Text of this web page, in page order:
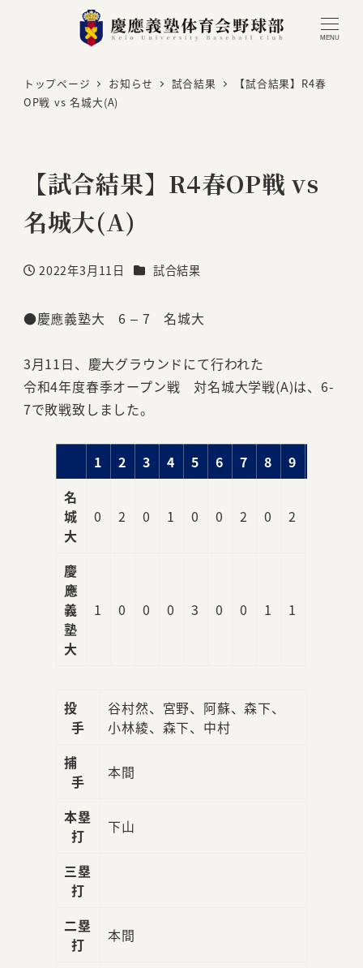
MENU
トップページ お知らせ 試合結果
【試合結果】R4春
OP戦 vs 名城大(A)
【試合結果】R4春OP戦 vs
名城大(A)
投稿日
2022年3月11日 カテゴリー
試合結果
●慶應義塾大 6 – 7 名城大
3月11日、慶大グラウンドにて行われた
令和4年度春季オープン戦 対名城大学戦(A)は、6-
7で敗戦致しました。
1 2 3 4 5 6 7 8 9
名
城
大
0 2 0 1 0 0 2 0 2
慶
應
義
塾
大
1 0 0 0 3 0 0 1 1
投
手
谷村然、宮野、阿蘇、森下、
小林綾、森下、中村
捕
手
本間
本塁
打
下山
三塁
打
二塁
打
本間